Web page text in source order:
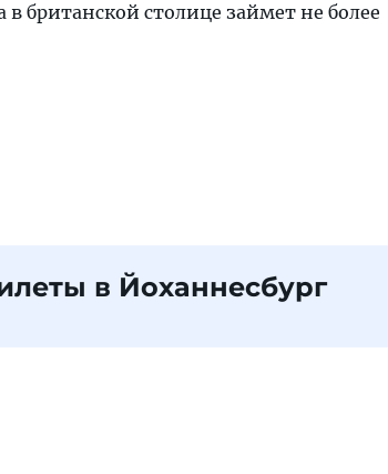
в британской столице займет не более
в Йоханнесбург